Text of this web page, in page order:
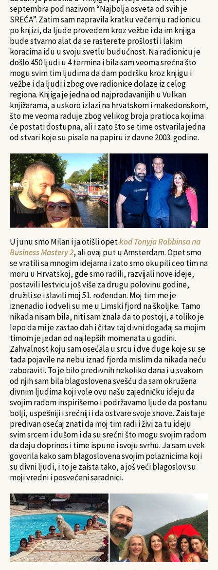
septembra pod nazivom “Najbolja osveta od svih je
SREĆA”. Zatim sam napravila kratku večernju radionicu
po knjizi, da ljude provedem kroz vežbe i da im knjiga
bude stvarno alat da se rasterete prošlosti i lakim
koracima idu u svoju svetlu budućnost. Na radionicu je
došlo 450 ljudi u 4 termina i bila sam veoma srećna što
mogu svim tim ljudima da dam podršku kroz knjigu i
vežbe i da ljudi i zbog ove radionice dolaze iz celog
regiona. Knjiga je jedna od najprodavanijih u Vulkan
knjižarama, a uskoro izlazi na hrvatskom i makedonskom,
što me veoma raduje zbog velikog broja pratioca kojima
će postati dostupna, ali i zato što se time ostvarila jedna
od stvari koje su pisale na papiru iz davne 2003. godine.
U junu smo Milan i ja otišli opetkod Tonyja Robbinsa na
Business Mastery 2, ali ovaj put u Amsterdam. Opet smo
se vratili sa mnogim idejama i zato smo okupili ceo tim na
moru u Hrvatskoj, gde smo radili, razvijali nove ideje,
postavili lestvicu još više za drugu polovinu godine,
družili se i slavili moj 51. rođendan. Moj tim me je
iznenadio i odveli su me u Limski fjord na školjke. Tamo
nikada nisam bila, niti sam znala da to postoji, a toliko je
lepo da mi je zastao dah i čitav taj divni događaj sa mojim
timom je jedan od najlepših momenata u godini.
Zahvalnost koju sam osećala u srcu i dve duge koje su se
tada pojavile na nebu iznad fjorda mislim da nikada neću
zaboraviti. To je bilo predivnih nekoliko dana i u svakom
od njih sam bila blagoslovena svešću da sam okružena
divnim ljudima koji vole ovu našu zajedničku ideju da
svojim radom inspirišemo i podržavamo ljude da postanu
bolji, uspešniji i srećniji i da ostvare svoje snove. Zaista je
predivan osećaj znati da moj tim radi i živi za tu ideju
svim srcem i dušom i da su srećni što mogu svojim radom
da daju doprinos i time ispune i svoju svrhu. Ja sam uvek
govorila kako sam blagoslovena svojim polaznicima koji
su divni ljudi, i to je zaista tako, a još veći blagoslov su
moji vredni i posvećeni saradnici.